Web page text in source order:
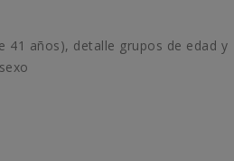
41 años), detalle grupos de edad y